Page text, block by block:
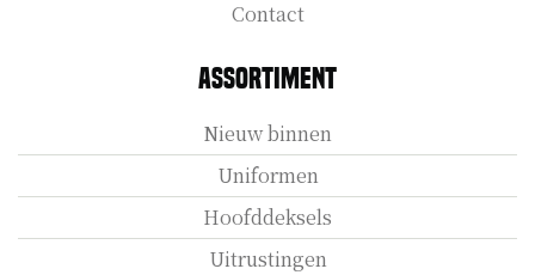
Contact
Assortiment
Nieuw binnen
Uniformen
Hoofddeksels
Uitrustingen